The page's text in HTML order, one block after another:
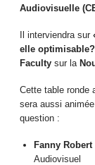
Audiovisuelle
Il interviendra sur
elle
Faculty sur la
Cette table ronde
sera aussi animée
question :
Fanny Robert
Audiovisuel